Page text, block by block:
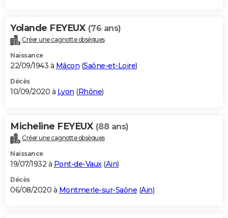
Yolande FEYEUX (76 ans)
Créer une cagnotte obsèques
Naissance
22/09/1943 à Mâcon (Saône-et-Loire)
Décès
10/09/2020 à Lyon (Rhône)
Micheline FEYEUX (88 ans)
Créer une cagnotte obsèques
Naissance
19/07/1932 à Pont-de-Vaux(Ain)
Décès
06/08/2020 à Montmerle-sur-Saône (Ain)